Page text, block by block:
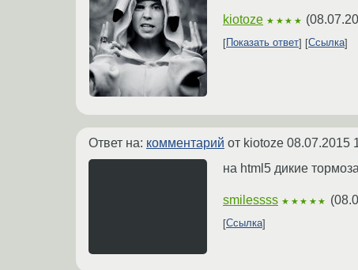
kiotoze ★★★★ (
Показать ответ Ссылка
Ответ на: комментарий от kiotoze 08.07.2015
на html5 дикие
smilessss ★★★★★ (
Ссылка